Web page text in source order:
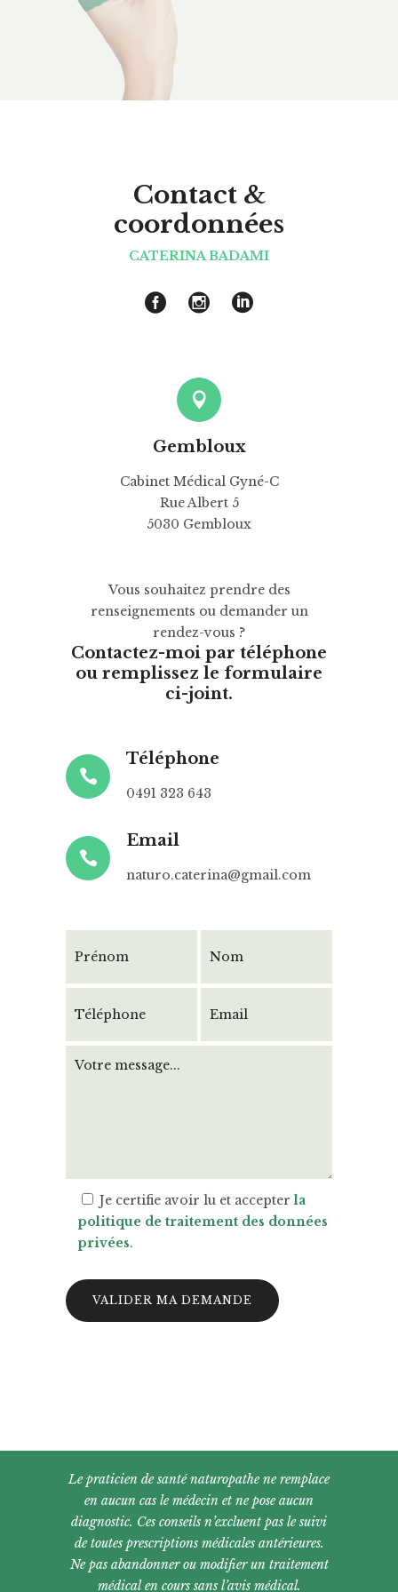
Contact &
coordonnées
CATERINA BADAMI
Gembloux
Cabinet Médical Gyné-C
Rue Albert 5
5030 Gembloux
Vous souhaitez prendre des
renseignements ou demander un
rendez-vous ?
Contactez-moi par téléphone
ou remplissez le formulaire
ci-joint.
Téléphone
0491 323 643
Email
naturo.caterina@gmail.com
Je certifie avoir lu et accepterla
politique de traitement des données
privées.
Le praticien de santé naturopathe ne remplace
en aucun cas le médecin et ne pose aucun
diagnostic. Ces conseils n’excluent pas le suivi
de toutes prescriptions médicales antérieures.
Ne pas abandonner ou modifier un traitement
médical en cours sans l’avis médical.